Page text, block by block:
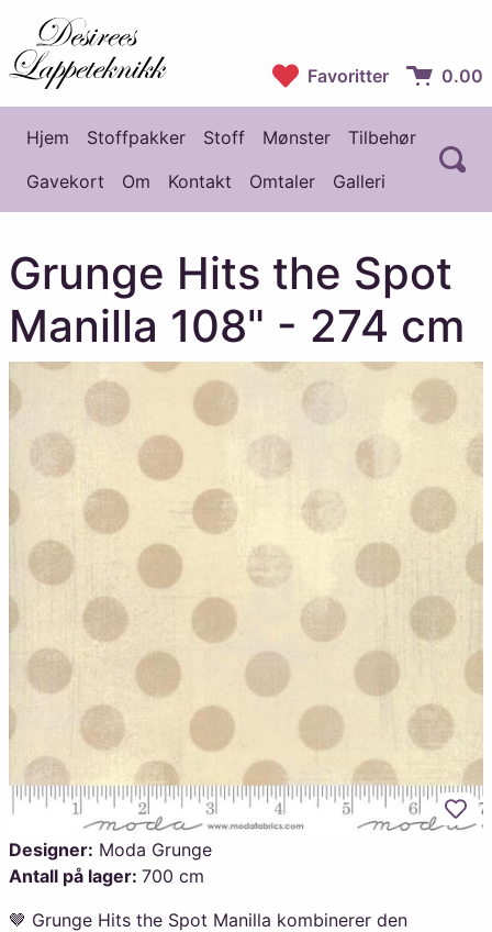
Desirees Lappeteknikk
Favoritter 0.00
Hovedmeny
Hjem Stoffpakker Stoff Mønster
Tilbehør
Gavekort
Om Kontakt Omtaler Galleri
Grunge Hits the Spot
Manilla 108" - 274 cm
Designer: Moda Grunge
Antall på lager: 700 cm
🤎 Grunge Hits the Spot Manilla kombinerer den